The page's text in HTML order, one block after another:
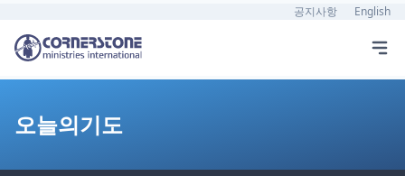
공지사항 English
오늘의기도